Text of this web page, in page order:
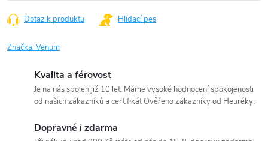
Dotaz k produktu Hlídací pes
Značka:Venum
Kvalita a férovost
Je na nás spoleh již 10 let. Máme vysoké hodnocení spokojenosti
od našich zákazníků a certifikát Ověřeno zákazníky od Heuréky.
Dopravné i zdarma